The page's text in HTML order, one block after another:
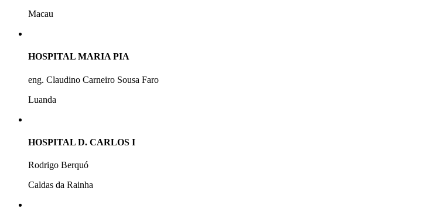
Macau
HOSPITAL MARIA PIA
eng. Claudino Carneiro Sousa Faro
Luanda
HOSPITAL D. CARLOS I
Rodrigo Berquó
Caldas da Rainha